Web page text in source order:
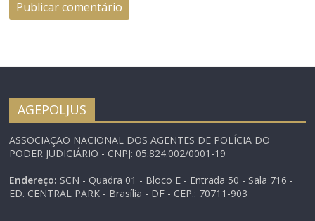
AGEPOLJUS
ASSOCIAÇÃO NACIONAL DOS AGENTES DE POLÍCIA DO
PODER JUDICIÁRIO - CNPJ: 05.824.002/0001-19
Endereço: SCN - Quadra 01 - Bloco E - Entrada 50 - Sala 716 -
ED. CENTRAL PARK - Brasília - DF - CEP.: 70711-903